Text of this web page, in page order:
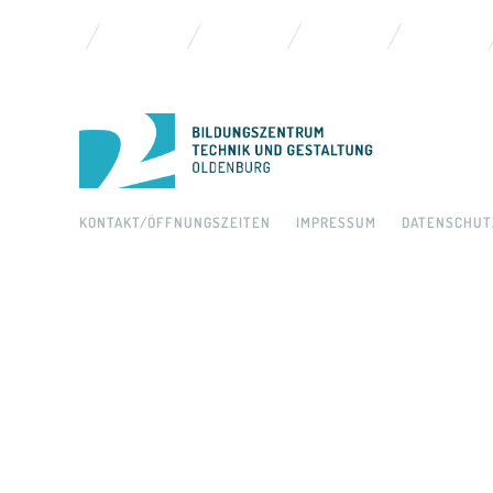
KONTAKT/ÖFFNUNGSZEITEN IMPRESSUM